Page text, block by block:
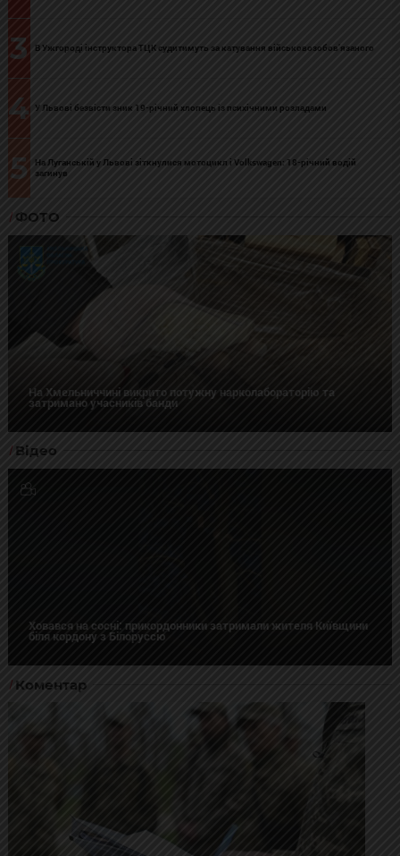
3
В Ужгороді інструктора ТЦК судитимуть за катування військовозобов’язаного
4 У Львові безвісти зник 19-річний хлопець із психічними розладами
5
На Луганській у Львові зіткнулися мотоцикл і Volkswagen: 18-річний водій
загинув
ФОТО
На Хмельниччині викрито потужну нарколабораторію та
затримано учасників банди
Відео
Ховався на сосні: прикордонники затримали жителя Київщини
біля кордону з Білоруссю
Коментар